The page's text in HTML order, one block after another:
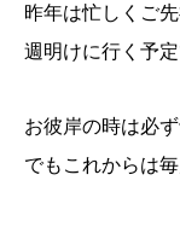
昨年は忙しくご
週明けに行く予
お彼岸の時は必
でもこれからは